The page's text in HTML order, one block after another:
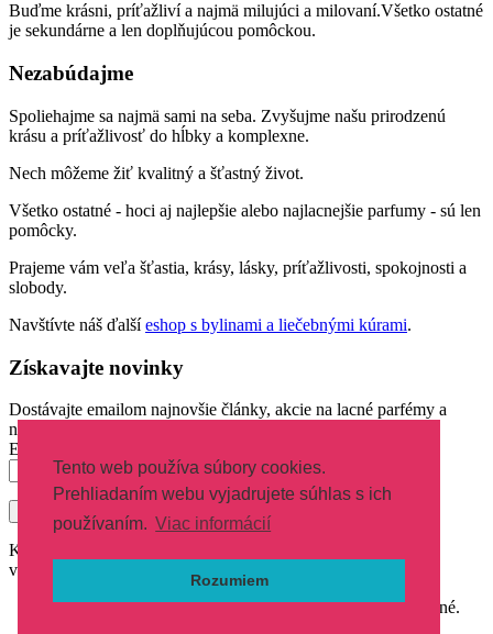
Tento web používa súbory cookies.
Prehliadaním webu vyjadrujete súhlas s ich
používaním. Viac informácií
Rozumiem
Buďme krásni, príťažliví a najmä milujúci a milovaní.Všetko ostatné
je sekundárne a len doplňujúcou pomôckou.
Nezabúdajme
Spoliehajme sa najmä sami na seba. Zvyšujme našu prirodzenú
krásu a príťažlivosť do hĺbky a komplexne.
Nech môžeme žiť kvalitný a šťastný život.
Všetko ostatné - hoci aj najlepšie alebo najlacnejšie parfumy - sú len
pomôcky.
Prajeme vám veľa šťastia, krásy, lásky, príťažlivosti, spokojnosti a
slobody.
Navštívte náš ďalšíeshop s bylinami a liečebnými kúrami.
Získavajte novinky
Dostávajte emailom najnovšie články, akcie na lacné parfémy a
novinky parfumov.
Email
Kvalitné a lacné parfumy FM v najobľúbenejších svetových
vôňach.
Copyright © 2021 Parfumylacno.sk Všetky práva vyhradené.